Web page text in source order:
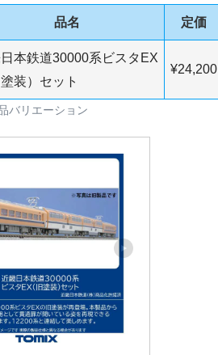
品名 定価
本鉄道30000系ビスタEX
塗装）セット
¥24,200
バリエーション